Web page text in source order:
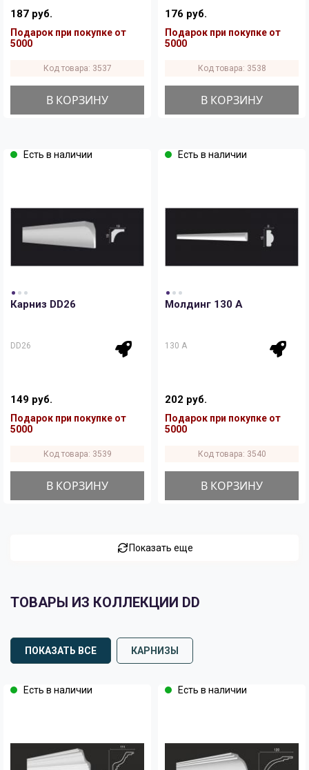
187 руб.
Подарок при покупке от
5000
Код товара: 3537
В КОРЗИНУ
176 руб.
Подарок при покупке от
5000
Код товара: 3538
В КОРЗИНУ
Есть в наличии
Карниз DD26
DD26
149 руб.
Подарок при покупке от
5000
Код товара: 3539
В КОРЗИНУ
Есть в наличии
Молдинг 130 A
130 A
202 руб.
Подарок при покупке от
5000
Код товара: 3540
В КОРЗИНУ
Показать еще
ТОВАРЫ ИЗ КОЛЛЕКЦИИ DD
ПОКАЗАТЬ ВСЕ КАРНИЗЫ
Есть в наличии Есть в наличии